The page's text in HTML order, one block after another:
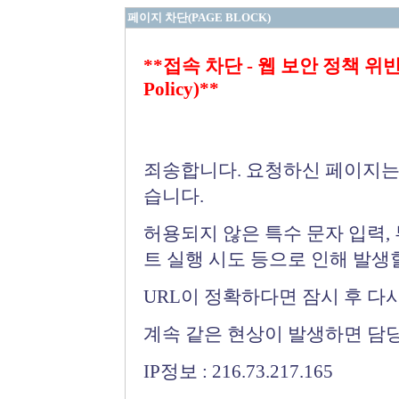
페이지 차단(PAGE BLOCK)
**접속 차단 - 웹 보안 정책 위
Policy)**
죄송합니다. 요청하신 페이지
습니다.
허용되지 않은 특수 문자 입력
트 실행 시도 등으로 인해 발생
URL이 정확하다면 잠시 후 다
계속 같은 현상이 발생하면 담
IP정보 : 216.73.217.165